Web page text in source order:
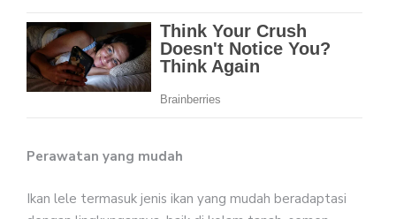
Perawatan yang mudah
Ikan lele termasuk jenis ikan yang mudah beradaptasi